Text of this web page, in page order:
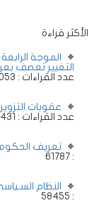
الأكثر قراءة
الموجة
التغيير تعصف
عدد القراءات : 91053
عقوبات
عدد القراءات : 85431
تعريف
: 61787
النظام
: 58455